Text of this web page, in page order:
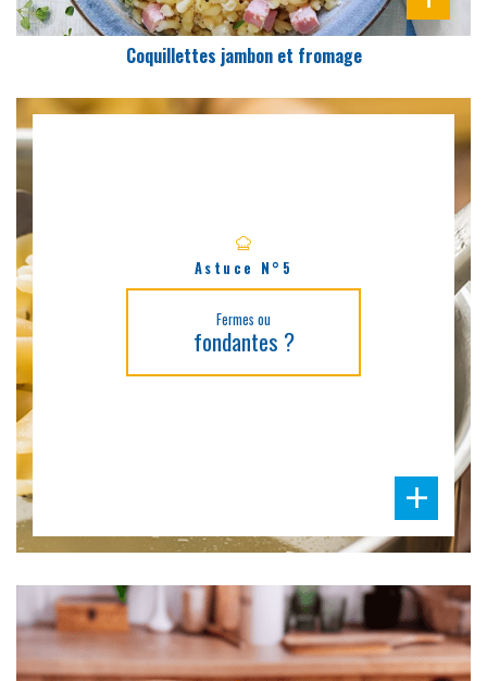
Coquillettes jambon et fromage
Astuce N°5
Fermes ou
fondantes ?